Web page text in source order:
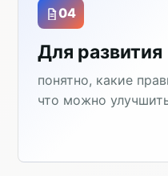
04
Для развития
понятно, какие
что можно